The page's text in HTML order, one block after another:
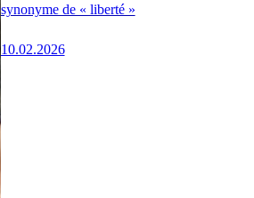
synonyme de « liberté »
10.02.2026